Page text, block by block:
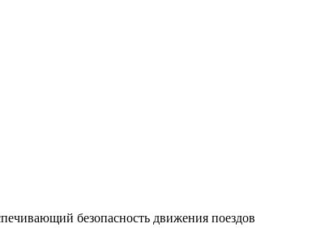
безопасность движения поездов